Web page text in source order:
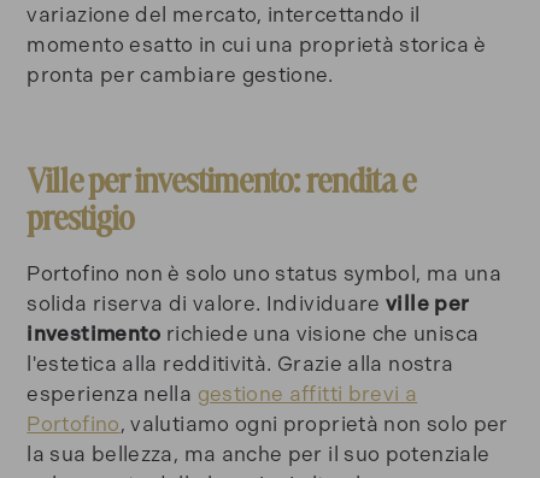
variazione del mercato, intercettando il
momento esatto in cui una proprietà storica è
pronta per cambiare gestione.
Ville per investimento: rendita e
prestigio
Portofino non è solo uno status symbol, ma una
solida riserva di valore. Individuareville per
investimento richiede una visione che unisca
l'estetica alla redditività. Grazie alla nostra
esperienza nella gestione affitti brevi a
Portofino, valutiamo ogni proprietà non solo per
la sua bellezza, ma anche per il suo potenziale